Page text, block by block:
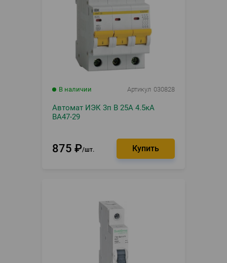
В наличии Артикул 030828
Автомат ИЭК 3п B 25A 4.5кА
BA47-29
875 ₽ шт.